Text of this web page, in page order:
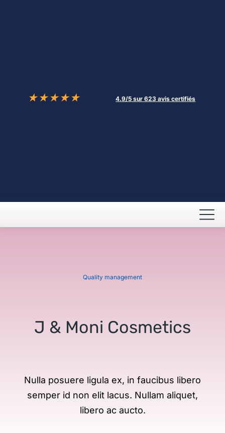
★★★★★ 4.9/5 sur 623 avis certifiés
Quality management
J & Moni Cosmetics
Nulla posuere ligula ex, in faucibus libero
semper id non elit lacus. Nullam aliquet,
libero ac aucto.